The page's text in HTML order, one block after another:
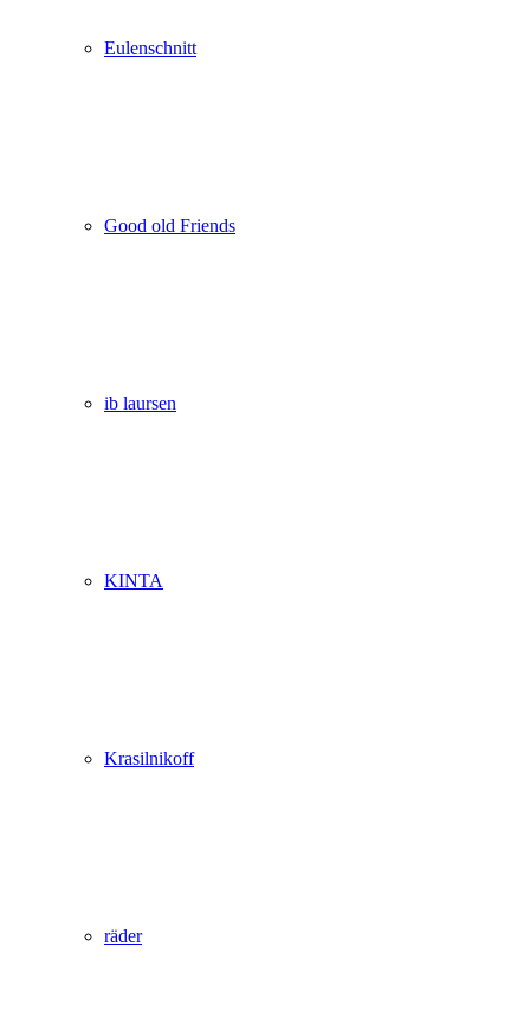
Eulenschnitt
Good old Friends
ib laursen
KINTA
Krasilnikoff
räder